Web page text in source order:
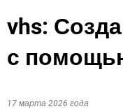
vhs:
с
17 марта 2026 года